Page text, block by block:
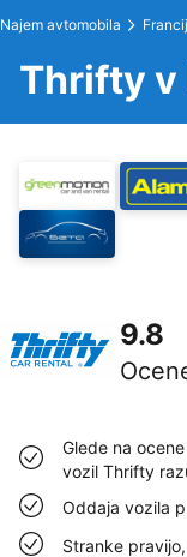
Najem avtomobila
Thrifty v
9.8
Glede na
vozil Thrifty
Oddaja vozila
Stranke